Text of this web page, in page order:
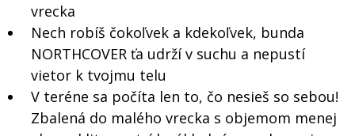
vrecka
Nech robíš čokoľvek a kdekoľvek, bunda
NORTHCOVER ťa udrží v suchu a nepustí
vietor k tvojmu telu
V teréne sa počíta len to, čo nesieš so sebou!
Zbalená do malého vrecka s objemom menej